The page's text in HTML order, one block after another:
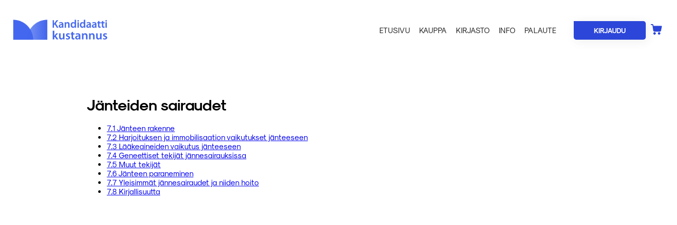
ETUSIVU KAUPPA KIRJASTO INFO PALAUTE KIRJAUDU
Jänteiden sairaudet
7.1 Jänteen rakenne
7.2 Harjoituksen ja immobilisaation vaikutukset jänteeseen
7.3 Lääkeaineiden vaikutus jänteeseen
7.4 Geneettiset tekijät jännesairauksissa
7.5 Muut tekijät
7.6 Jänteen paraneminen
7.7 Yleisimmät jännesairaudet ja niiden hoito
7.8 Kirjallisuutta